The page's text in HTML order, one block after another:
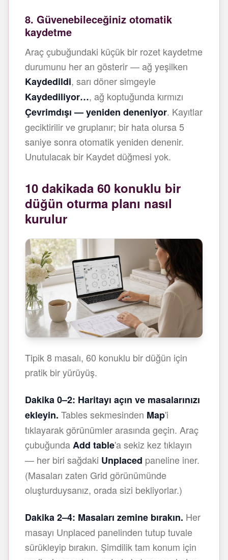
8. Güvenebileceğiniz otomatik
kaydetme
Araç çubuğundaki küçük bir rozet kaydetme
durumunu her an gösterir — ağ yeşilken
Kaydedildi, sarı döner simgeyle
Kaydediliyor…, ağ koptuğunda kırmızı
Çevrimdışı — yeniden deneniyor. Kayıtlar
geciktirilir ve gruplanır; bir hata olursa 5
saniye sonra otomatik yeniden denenir.
Unutulacak bir Kaydet düğmesi yok.
10 dakikada 60 konuklu bir
düğün oturma planı nasıl
kurulur
Tipik 8 masalı, 60 konuklu bir düğün için
pratik bir yürüyüş.
Dakika 0–2: Haritayı açın ve masalarınızı
ekleyin. Tables sekmesinden Map'i
tıklayarak görünümler arasında geçin. Araç
çubuğundaAdd table'a sekiz kez tıklayın
— her biri sağdaki Unplaced paneline iner.
(Masaları zaten Grid görünümünde
oluşturduysanız, orada sizi bekliyorlar.)
Dakika 2–4: Masaları zemine bırakın. Her
masayı Unplaced panelinden tutup tuvale
sürükleyip bırakın. Şimdilik tam konum için